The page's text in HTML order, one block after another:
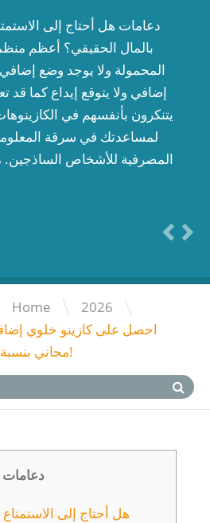
دعامات هل أحتاج إلى
بالمال الحقيقي؟ أعظم
المحمولة ولا يوجد وضع إضافي
إضافي ولا يتوقع إيداع كما قد
يتنكرون بأنفسهم في
لمساعدتك في سرقة
المصرفية للأشخاص الساذجين.
Home \ 2026 \
احصل على كازينو خلوي
مجاني بنسبة 100% بدون إيداع!
دعامات
هل أحتاج إلى الاستمتاع